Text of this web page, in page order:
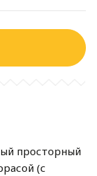
просторный
(с